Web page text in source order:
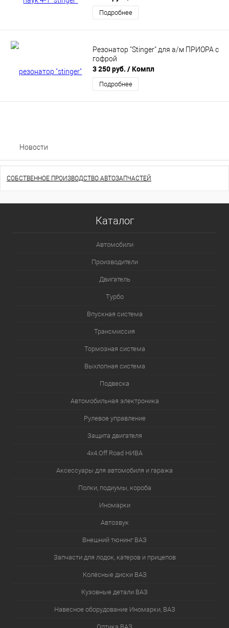
Подробнее
Резонатор "Stinger" для а/м ПРИОРА с
гофрой
3 250 руб. / Компл
Подробнее
Новости
СОБСТВЕННОЕ ПРОИЗВОДСТВО АВТОЗАПЧАСТЕЙ
Каталог
Автомобили
Производители
Двигатель
Турбо
Впускная система
Трансмиссия
Тормозная система
Выхлопная система
Подвеска
Автомобильная электроника
Рулевое управление
Защита двигателя
4х4.Off Road НИВА
Аксессуары для автомобиля и гаража
Полки, подиумы, короба
Иномарки
Автозвук
Внешний тюнинг ВАЗ
Запчасти для лодок, катеров и прицепов
Колёсные диски ВАЗ
Кузовные детали ВАЗ
Навесное оборудование Иномарки, ВАЗ